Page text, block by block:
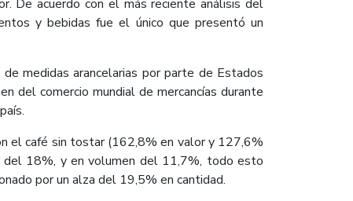
De acuerdo con el más reciente análisis del
y bebidas fue el único que presentó un
medidas arancelarias por parte de Estados
del comercio mundial de mercancías durante
el café sin tostar (162,8% en valor y 127,6%
del 18%, y en volumen del 11,7%, todo esto
por un alza del 19,5% en cantidad.